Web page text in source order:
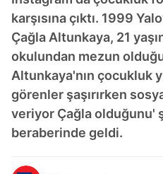
karşısına çıktı. 1999
Çağla Altunkaya, 21
okulundan mezun
Altunkaya'nın çocukluk
görenler şaşırırken
veriyor Çağla olduğunu'
beraberinde geldi.